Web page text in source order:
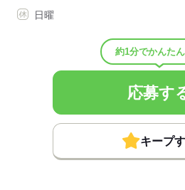
日曜
約1分でかんた
応募す
キープ